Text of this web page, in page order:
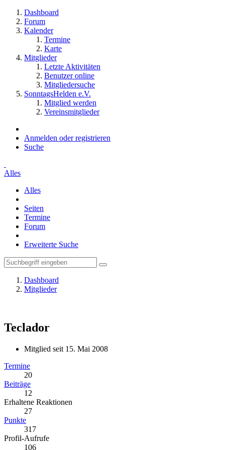
Dashboard
Forum
Kalender
Termine
Karte
Mitglieder
Letzte Aktivitäten
Benutzer online
Mitgliedersuche
SonntagsHelden e.V.
Mitglied werden
Vereinsmitglieder
Anmelden oder registrieren
Suche
Alles
Alles
Seiten
Termine
Forum
Erweiterte Suche
Dashboard
Mitglieder
Teclador
Mitglied seit 15. Mai 2008
Termine
20
Beiträge
12
Erhaltene Reaktionen
27
Punkte
317
Profil-Aufrufe
106